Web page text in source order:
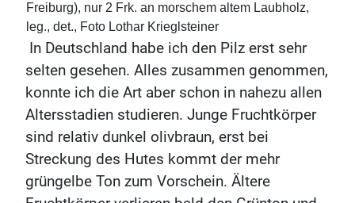
Freiburg), nur 2 Frk. an morschem altem Laubholz,
leg., det., Foto Lothar Krieglsteiner
In Deutschland habe ich den Pilz erst sehr
selten gesehen. Alles zusammen genommen,
konnte ich die Art aber schon in nahezu allen
Altersstadien studieren. Junge Fruchtkörper
sind relativ dunkel olivbraun, erst bei
Streckung des Hutes kommt der mehr
grüngelbe Ton zum Vorschein. Ältere